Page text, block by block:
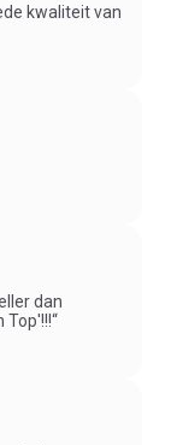
kwaliteit van
dan